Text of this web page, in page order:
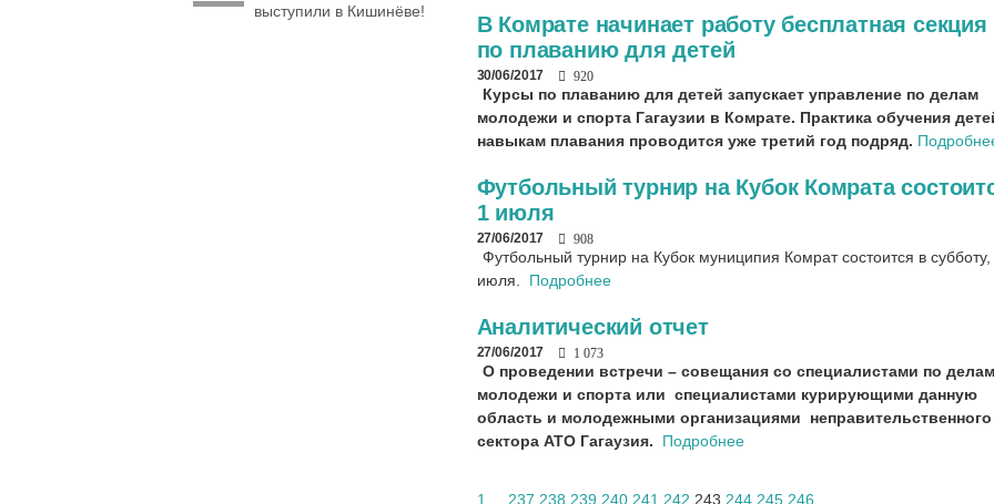
выступили в Кишинёве!
В Комрате начинает работу бесплатная секция
по плаванию для детей
30/06/2017 920
Курсы по плаванию для детей запускает управление по делам
молодежи и спорта Гагаузии в Комрате. Практика обучения
навыкам плавания проводится уже третий год подряд.
Футбольный турнир на Кубок Комрата
1 июля
27/06/2017 908
Футбольный турнир на Кубок муниципия Комрат состоится в субботу,
июля. Подробнее
Аналитический отчет
27/06/2017 1 073
О проведении встречи – совещания со специалистами по делам
молодежи и спорта или специалистами курирующими данную
область и молодежными организациями неправительственного
сектора АТО Гагаузия.
Подробнее
1 237 238 239 240 241 242 243 244 245 246